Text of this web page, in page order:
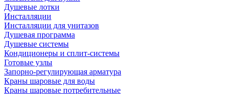
Душевые лотки
Инсталляции
Инсталляции для унитазов
Душевая программа
Душевые системы
Кондиционеры и сплит-системы
Готовые узлы
Запорно-регулирующая арматура
Краны шаровые для воды
Краны шаровые потребительные